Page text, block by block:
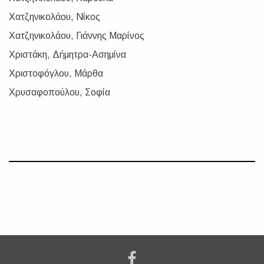
Χατζηνικολάου, Νίκος
Χατζηνικολάου, Γιάννης Μαρίνος
Χριστάκη, Δήμητρα-Ασημίνα
Χριστοφόγλου, Μάρθα
Χρυσαφοπούλου, Σοφία